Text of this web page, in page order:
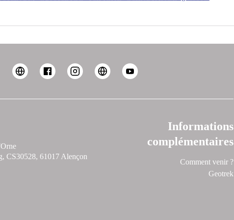
CS30528, 61017 Alençon
Informations
complémentaires
Comment venir ?
Geotrek